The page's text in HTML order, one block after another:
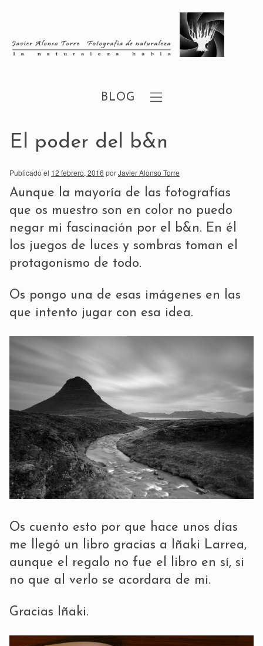
BLOG
El poder del b&n
Publicado el 12 febrero, 2016 porJavier Alonso Torre
Aunque la mayoría de las fotografías
que os muestro son en color no puedo
negar mi fascinación por el b&n. En él
los juegos de luces y sombras toman el
protagonismo de todo.
Os pongo una de esas imágenes en las
que intento jugar con esa idea.
Os cuento esto por que hace unos días
me llegó un libro gracias a Iñaki Larrea,
aunque el regalo no fue el libro en sí, si
no que al verlo se acordara de mi.
Gracias Iñaki.